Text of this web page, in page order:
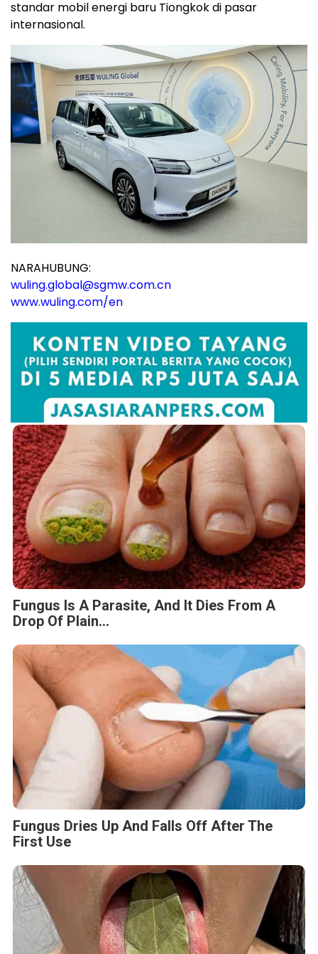
standar mobil energi baru Tiongkok di pasar
internasional.
NARAHUBUNG:
wuling.global@sgmw.com.cn
www.wuling.com/en
Fungus Is A Parasite, And It Dies From A
Drop Of Plain...
Fungus Dries Up And Falls Off After The
First Use